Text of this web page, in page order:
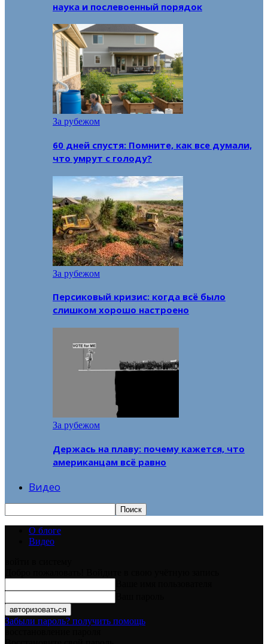
наука и послевоенный порядок
За рубежом
60 дней спустя: Помните, как все думали,
что умрут с голоду?
За рубежом
Персиковый кризис: когда всё было
слишком хорошо настроено
За рубежом
Держась на плаву: почему кажется, что
американцам всё равно
Видео
О блоге
Видео
Забыли пароль? получить помощь